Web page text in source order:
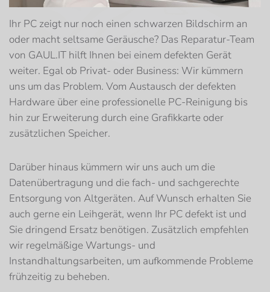
Ihr PC zeigt nur noch einen schwarzen Bildschirm an
oder macht seltsame Geräusche? Das Reparatur-Team
von GAUL.IT hilft Ihnen bei einem defekten Gerät
weiter. Egal ob Privat- oder Business: Wir kümmern
uns um das Problem. Vom Austausch der defekten
Hardware über eine professionelle PC-Reinigung bis
hin zur Erweiterung durch eine Grafikkarte oder
zusätzlichen Speicher.
Darüber hinaus kümmern wir uns auch um die
Datenübertragung und die fach- und sachgerechte
Entsorgung von Altgeräten. Auf Wunsch erhalten Sie
auch gerne ein Leihgerät, wenn Ihr PC defekt ist und
Sie dringend Ersatz benötigen. Zusätzlich empfehlen
wir regelmäßige Wartungs- und
Instandhaltungsarbeiten, um aufkommende Probleme
frühzeitig zu beheben.